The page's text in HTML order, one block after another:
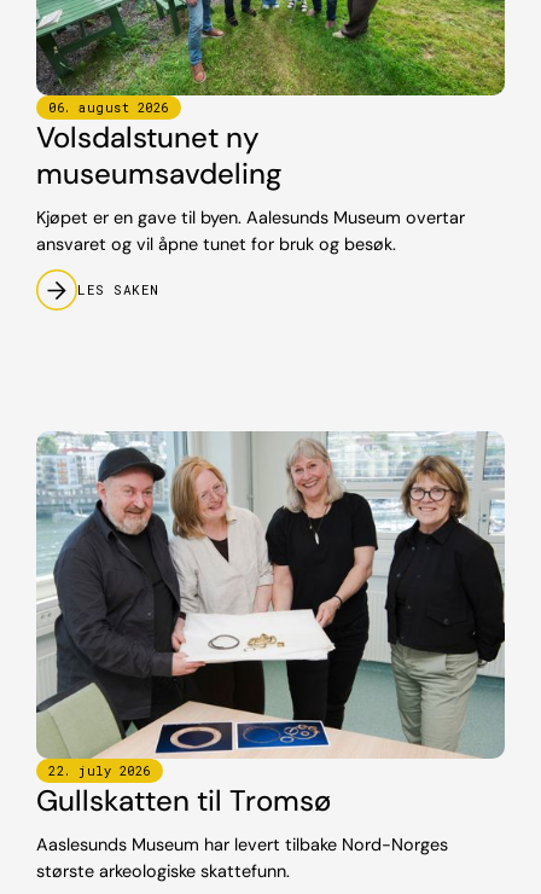
06. august 2026
Volsdalstunet ny
museumsavdeling
Kjøpet er en gave til byen. Aalesunds Museum overtar
ansvaret og vil åpne tunet for bruk og besøk.
LES SAKEN
22. july 2026
Gullskatten til Tromsø
Aaslesunds Museum har levert tilbake Nord-Norges
største arkeologiske skattefunn.